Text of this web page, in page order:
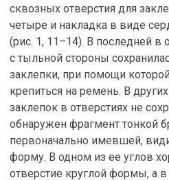
сквозных отверстия для
четыре и накладка в виде
(рис. 1, 11–14). В последней в
с тыльной стороны
заклепки, при помощи
крепиться на ремень. В
заклепок в отверстиях не
обнаружен фрагмент тонкой
первоначально имевшей,
форму. В одном из ее углов
отверстие круглой формы, а